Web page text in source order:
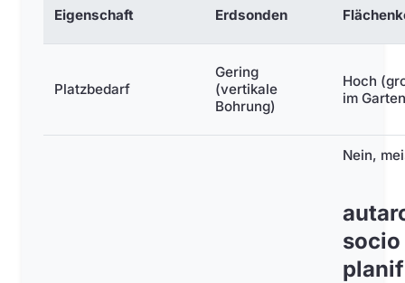
Eigenschaft Erdsonden
Platzbedarf
Gering
(vertikale
Bohrung)
Hoch
im
Nein,
socio